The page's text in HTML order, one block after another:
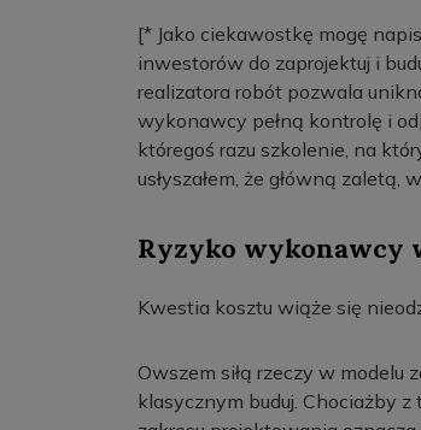
[* Jako ciekawostkę mogę
inwestorów do zaprojektuj i
realizatora robót pozwala
wykonawcy pełną kontrolę i
któregoś razu szkolenie, na
usłyszałem, że główną
Ryzyko wykonawcy
Kwestia kosztu wiąże się
Owszem siłą rzeczy w modelu
klasycznym buduj. Chociażby